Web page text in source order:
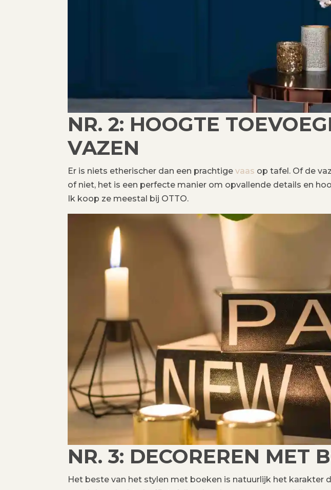
NR. 2: HOOGTE
VAZEN
Er is niets etherischer dan een prachtige vaas op tafel. Of de
of niet, het is een perfecte manier om opvallende details en
Ik koop ze meestal bij OTTO.
NR. 3: DECOREREN MET
Het beste van het stylen met boeken is natuurlijk het karakter